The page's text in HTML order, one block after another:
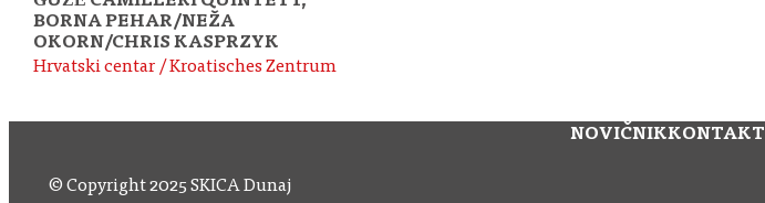
BORNA PEHAR/NEŽA
OKORN/CHRIS KASPRZYK
Hrvatski centar / Kroatisches Zentrum
NOVIČNIKKONTAKT
© Copyright 2025 SKICA Dunaj